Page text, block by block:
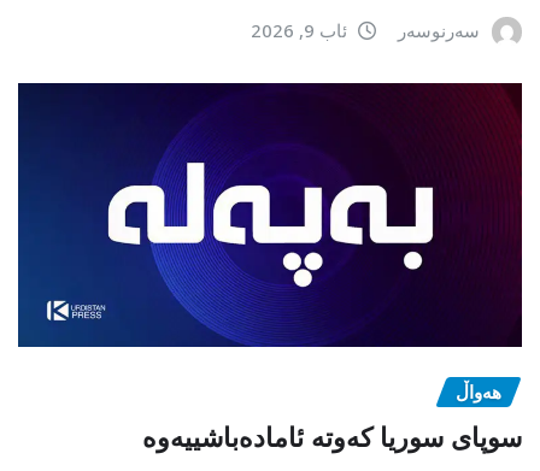
سەرنوسەر ئاب 9, 2026
هەواڵ
سوپای سوریا کەوتە ئامادەباشییەوە